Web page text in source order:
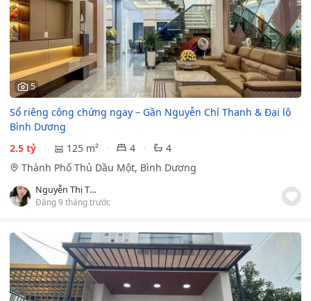
5
Sổ riêng công chứng ngay – Gần Nguyễn Chí Thanh & Đại lộ
Bình Dương
2.5 tỷ
125 m² 4
4
Thành Phố Thủ Dầu Một, Bình Dương
Nguyễn Thị Thảo Vy
Đăng 9 tháng trước